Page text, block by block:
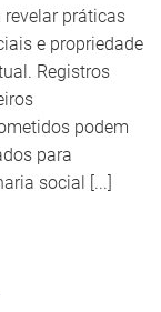
revelar práticas
e propriedade
Registros
podem
para
social [...]